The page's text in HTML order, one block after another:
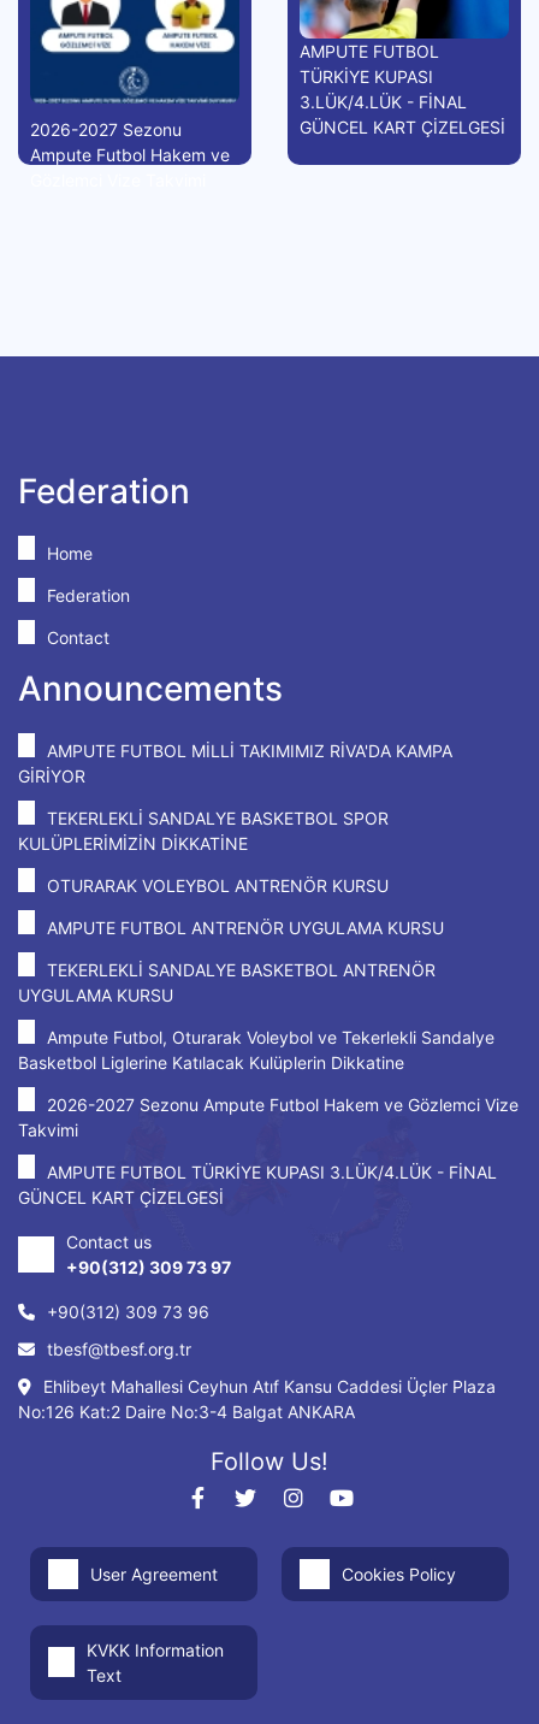
2026-2027 Sezonu
Ampute Futbol Hakem ve
AMPUTE FUTBOL
TÜRKİYE KUPASI
3.LÜK/4.LÜK - FİNAL
GÜNCEL KART ÇİZELGESİ
Federation
Home
Federation
Contact
Announcements
AMPUTE FUTBOL MİLLİ TAKIMIMIZ RİVA'DA KAMPA
GİRİYOR
TEKERLEKLİ SANDALYE BASKETBOL SPOR
KULÜPLERİMİZİN DİKKATİNE
OTURARAK VOLEYBOL ANTRENÖR KURSU
AMPUTE FUTBOL ANTRENÖR UYGULAMA KURSU
TEKERLEKLİ SANDALYE BASKETBOL ANTRENÖR
UYGULAMA KURSU
Ampute Futbol, Oturarak Voleybol ve Tekerlekli Sandalye
Basketbol Liglerine Katılacak Kulüplerin Dikkatine
2026-2027 Sezonu Ampute Futbol Hakem ve Gözlemci Vize
Takvimi
AMPUTE FUTBOL TÜRKİYE KUPASI 3.LÜK/4.LÜK - FİNAL
GÜNCEL KART ÇİZELGESİ
Contact us
+90(312) 309 73 97
+90(312) 309 73 96
tbesf@tbesf.org.tr
Ehlibeyt Mahallesi Ceyhun Atıf Kansu Caddesi Üçler Plaza
No:126 Kat:2 Daire No:3-4 Balgat ANKARA
Follow Us!
User Agreement Cookies Policy
KVKK Information
Text